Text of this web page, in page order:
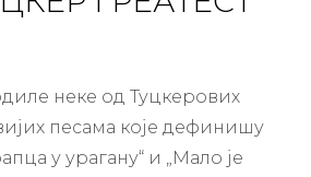
неке од Туцкерових
песама које дефинишу
у урагану“ и „Мало је